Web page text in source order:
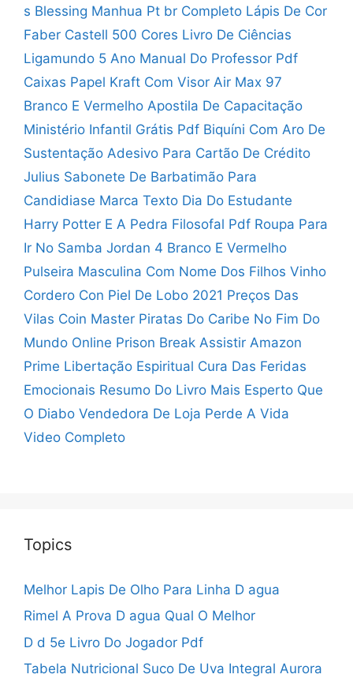
s Blessing Manhua Pt br Completo Lápis De Cor
Faber Castell 500 Cores Livro De Ciências
Ligamundo 5 Ano Manual Do Professor Pdf
Caixas Papel Kraft Com Visor Air Max 97
Branco E Vermelho Apostila De Capacitação
Ministério Infantil Grátis Pdf Biquíni Com Aro De
Sustentação Adesivo Para Cartão De Crédito
Julius Sabonete De Barbatimão Para
Candidiase Marca Texto Dia Do Estudante
Harry Potter E A Pedra Filosofal Pdf Roupa Para
Ir No Samba Jordan 4 Branco E Vermelho
Pulseira Masculina Com Nome Dos Filhos Vinho
Cordero Con Piel De Lobo 2021 Preços Das
Vilas Coin Master Piratas Do Caribe No Fim Do
Mundo Online Prison Break Assistir Amazon
Prime Libertação Espiritual Cura Das Feridas
Emocionais Resumo Do Livro Mais Esperto Que
O Diabo Vendedora De Loja Perde A Vida
Video Completo
Topics
Melhor Lapis De Olho Para Linha D agua
Rimel A Prova D agua Qual O Melhor
D d 5e Livro Do Jogador Pdf
Tabela Nutricional Suco De Uva Integral Aurora